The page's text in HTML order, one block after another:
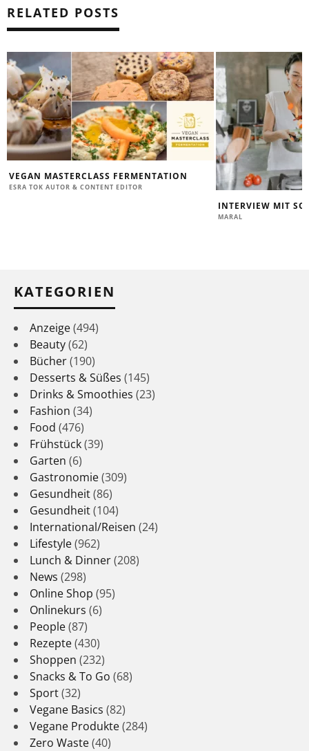
RELATED POSTS
VEGAN MASTERCLASS FERMENTATION
ESRA TOK AUTOR & CONTENT EDITOR
INTERVIEW MIT
MARAL
KATEGORIEN
Anzeige(494)
Beauty(62)
Bücher(190)
Desserts & Süßes (145)
Drinks & Smoothies (23)
Fashion (34)
Food (476)
Frühstück(39)
Garten (6)
Gastronomie(309)
Gesundheit(86)
Gesundheit(104)
International/Reisen (24)
Lifestyle(962)
Lunch & Dinner(208)
News (298)
Online Shop (95)
Onlinekurs (6)
People(87)
Rezepte(430)
Shoppen (232)
Snacks & To Go (68)
Sport(32)
Vegane Basics (82)
Vegane Produkte(284)
Zero Waste(40)